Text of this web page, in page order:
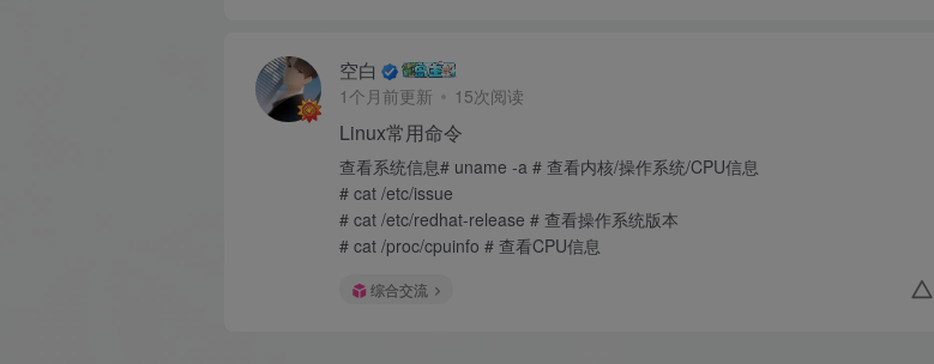
空白
1个月前更新 15次阅读
Linux常用命令
查看系统信息# uname -a # 查看内核/操作系统/CPU信息
# cat /etc/issue
# cat /etc/redhat-release # 查看操作系统版本
# cat /proc/cpuinfo # 查看CPU信息
综合交流